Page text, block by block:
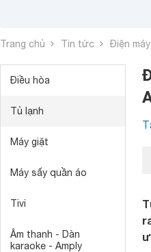
Trang chủ Tin tức Điện máy
Điều hòa
Tủ lạnh
Máy giặt
Máy sấy quần áo
Tivi
Âm thanh - Dàn
karaoke - Amply